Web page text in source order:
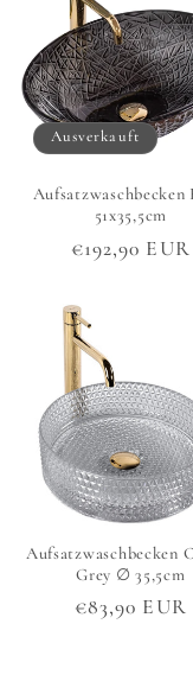
Ausverkauft
Aufsatzwaschbecken
51x35,5cm
Normaler
€192,90 EUR
Aufsatzwaschbecken
Grey ∅ 35,5cm
Normaler
€83,90 EUR